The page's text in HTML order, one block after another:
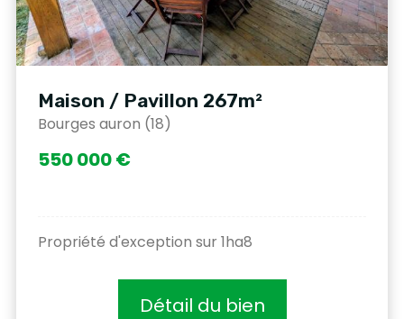
Maison / Pavillon 267m²
Bourges auron (18)
550 000 €
Propriété d'exception sur 1ha8
Détail du bien